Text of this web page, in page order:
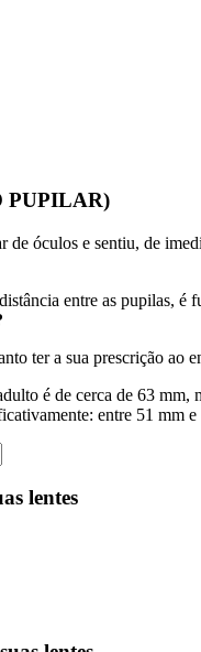
PUPILAR)
de óculos e sentiu, de
entre as pupilas, é
ter a sua prescrição
é de cerca de 63 mm,
entre 51 mm
lentes